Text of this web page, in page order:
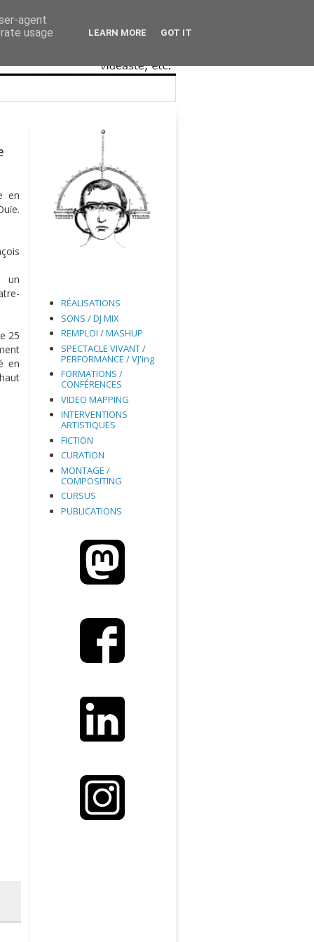
en
un
25
en
RÉALISATIONS
SONS / DJ MIX
REMPLOI / MASHUP
SPECTACLE VIVANT /
PERFORMANCE / VJ'ing
FORMATIONS /
CONFÉRENCES
VIDEO MAPPING
INTERVENTIONS
ARTISTIQUES
FICTION
CURATION
MONTAGE /
COMPOSITING
CURSUS
PUBLICATIONS
agent
usage
LEARN MORE GOT IT